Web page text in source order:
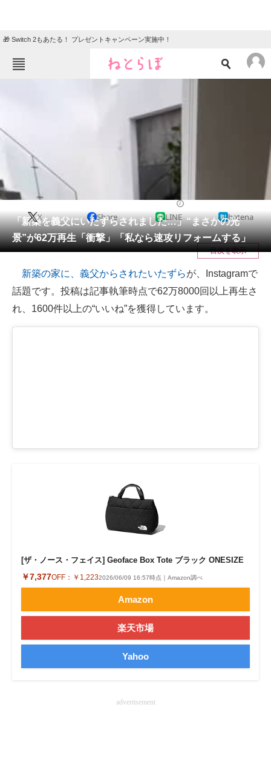
🎁 Switch 2もあたる！ プレゼントキャンペーン実施中！
グルメ
教育・育児
動物 リサーチ
会員記事
メディア
注目記事を集めた総合ページ
ITの今と未来を見通す
マーケ×ITの今がよく分かる
ITエンジニア向け専門サイト
企業向けIT製品の総合サイト
IT製品の技術・比較・事例
製造業のIT導入・活用を支援
モノづくり技術者専門サイト
エレクトロニクス専門サイト
「新築を義父にいたずらされました…」“まさかの光
景”が62万再生「衝撃」「私なら速攻リフォームする」
X Share LINE hatena
目次を表示
新築の家に、義父からされたいたずらが、Instagramで
話題です。投稿は記事執筆時点で62万8000回以上再生さ
れ、1600件以上の“いいね”を獲得しています。
[ザ・ノース・フェイス] Geoface Box Tote ブラック ONESIZE
￥7,377OFF： ￥1,2232026/06/09 16:57時点｜Amazon調べ
Amazon
楽天市場
Yahoo
advertisement